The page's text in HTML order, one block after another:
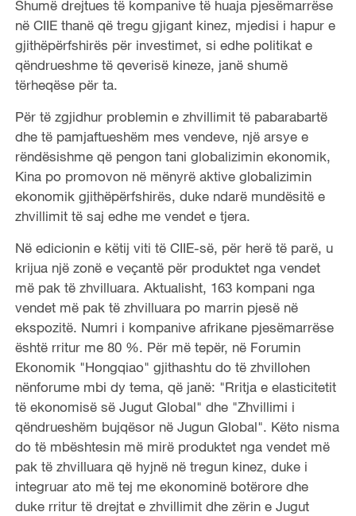
Shumë drejtues të kompanive të huaja pjesëmarrëse
në CIIE thanë që tregu gjigant kinez, mjedisi i hapur e
gjithëpërfshirës për investimet, si edhe politikat e
qëndrueshme të qeverisë kineze, janë shumë
tërheqëse për ta.
Për të zgjidhur problemin e zhvillimit të pabarabartë
dhe të pamjaftueshëm mes vendeve, një arsye e
rëndësishme që pengon tani globalizimin ekonomik,
Kina po promovon në mënyrë aktive globalizimin
ekonomik gjithëpërfshirës, duke ndarë mundësitë e
zhvillimit të saj edhe me vendet e tjera.
Në edicionin e këtij viti të CIIE-së, për herë të parë, u
krijua një zonë e veçantë për produktet nga vendet
më pak të zhvilluara. Aktualisht, 163 kompani nga
vendet më pak të zhvilluara po marrin pjesë në
ekspozitë. Numri i kompanive afrikane pjesëmarrëse
është rritur me 80 %. Për më tepër, në Forumin
Ekonomik "Hongqiao" gjithashtu do të zhvillohen
nënforume mbi dy tema, që janë: "Rritja e elasticitetit
të ekonomisë së Jugut Global" dhe "Zhvillimi i
qëndrueshëm bujqësor në Jugun Global". Këto nisma
do të mbështesin më mirë produktet nga vendet më
pak të zhvilluara që hyjnë në tregun kinez, duke i
integruar ato më tej me ekonominë botërore dhe
duke rritur të drejtat e zhvillimit dhe zërin e Jugut